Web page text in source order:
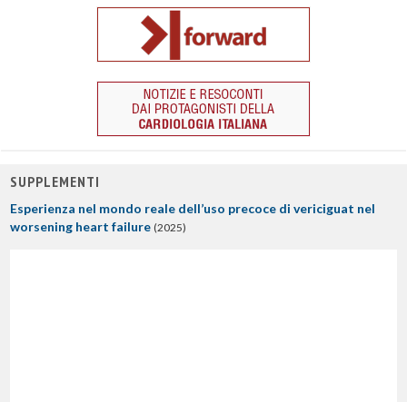
SUPPLEMENTI
Esperienza nel mondo reale dell’uso precoce di vericiguat nel
worsening heart failure (2025)